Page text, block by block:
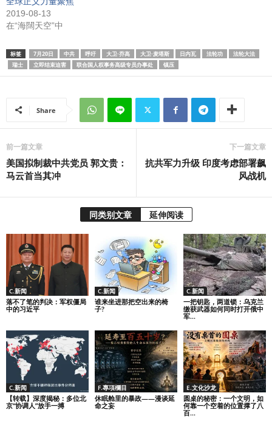
2019-08-13
在“海闊天空”中
标签 7月20日 中共 呼吁 大卫·乔高 大卫·麦塔斯 日内瓦 法轮功
法轮大法
瑞士
立即结束迫害 联合国人权事务高级专员办事处 镇压
Share
前一篇文章
美国拟制裁中共党员 郭文贵：
马云首当其冲
下一篇文章
抗共军力升级 印度考虑部署飙
风战机
同类别文章 延伸阅读
C.新闻
落不了笔的判决：军权僵局
中的习近平
C.新闻
谁来坐进那把空出来的椅
子?
C.新闻
一把钥匙，两道锁：乌克兰
缴获武器如何同时打开俄中
军...
C.新闻
【转载】深度揭秘：多位北
京“协调人”放手一搏
F.專項欄目
休眠舱里的暴政——漫谈延
命之妄
E.文化沙龙
圆桌的秘密：一个文明，如
何靠一个空着的位置撑了八
百...